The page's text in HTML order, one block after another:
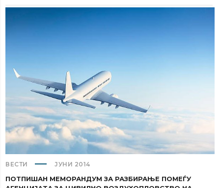
ВЕСТИ ЈУНИ 2014
ПОТПИШАН МЕМОРАНДУМ ЗА РАЗБИРАЊЕ ПОМЕЃУ